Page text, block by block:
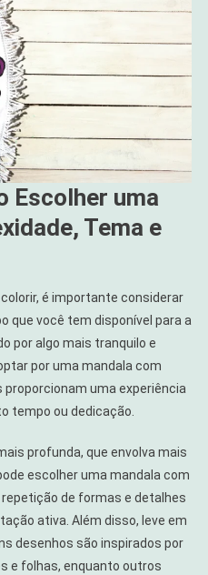
Escolher uma
Tema e
é importante considerar
que você tem disponível para a
por algo mais tranquilo e
por uma mandala com
uma experiência
tempo ou dedicação.
profunda, que envolva mais
escolher uma mandala com
de formas e detalhes
ativa. Além disso, leve em
desenhos são inspirados por
e folhas, enquanto outros